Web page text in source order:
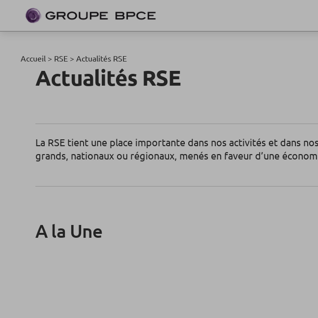
Accueil > RSE > Actualités RSE
Actualités RSE
La RSE tient une place importante dans nos activités et dans
grands, nationaux ou régionaux, menés en faveur d’une
A la Une